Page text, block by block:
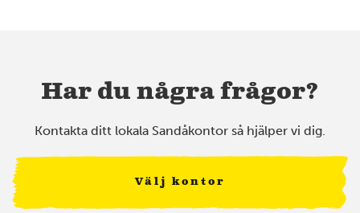
Har du några frågor?
Kontakta ditt lokala Sandåkontor så hjälper vi dig.
Välj kontor